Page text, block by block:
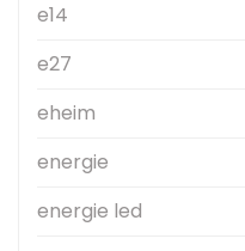
e14
e27
eheim
energie
energie led